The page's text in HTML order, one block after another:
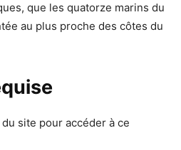
que les quatorze marins du
au plus proche des côtes du
site pour accéder à ce